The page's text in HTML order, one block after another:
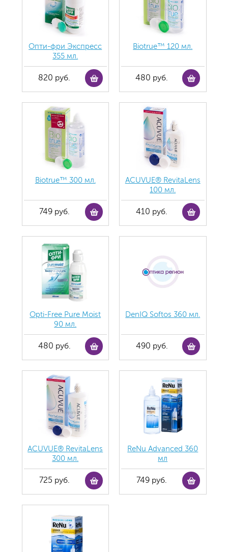
Опти-фри Экспресс
355 мл.
820 руб.
Biotrue™ 120 мл.
480 руб.
Biotrue™ 300 мл.
749 руб.
ACUVUE® RevitaLens
100 мл.
410 руб.
Opti-Free Pure Moist
90 мл.
480 руб.
DenIQ Softos 360 мл.
490 руб.
ACUVUE® RevitaLens
300 мл.
725 руб.
ReNu Advanced 360
мл
749 руб.